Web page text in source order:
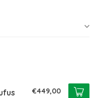
€449,00